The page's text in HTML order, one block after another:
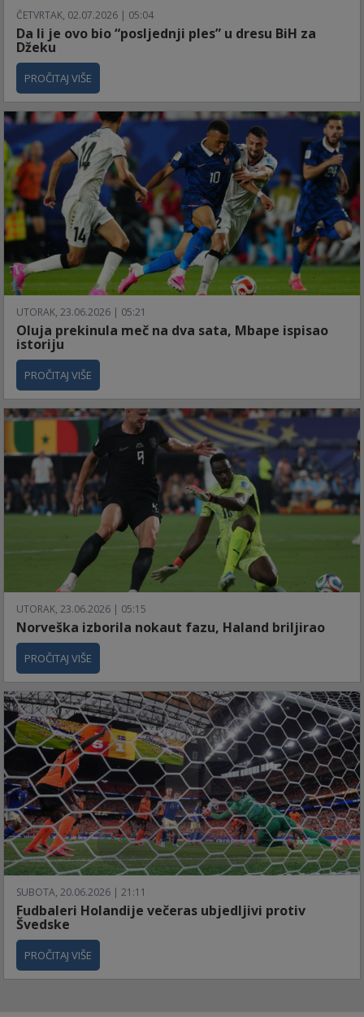
ČETVRTAK, 02.07.2026 | 05:04
Da li je ovo bio “posljednji ples” u dresu BiH za
Džeku
PROČITAJ VIŠE
UTORAK, 23.06.2026 | 05:21
Oluja prekinula meč na dva sata, Mbape ispisao
istoriju
PROČITAJ VIŠE
UTORAK, 23.06.2026 | 05:15
Norveška izborila nokaut fazu, Haland briljirao
PROČITAJ VIŠE
SUBOTA, 20.06.2026 | 21:11
Fudbaleri Holandije večeras ubjedljivi protiv
Švedske
PROČITAJ VIŠE